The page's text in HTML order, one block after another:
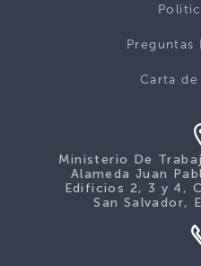
Preguntas
Carta
Ministerio De
Alameda Juan
Edificios 2, 3 y 4,
San Salvador,